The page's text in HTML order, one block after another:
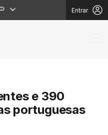
Entrar
e 390
portuguesas